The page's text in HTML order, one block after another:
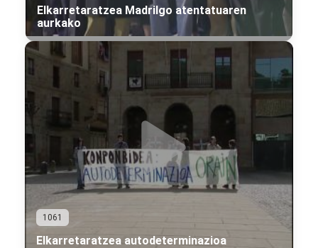
Elkarretaratzea Madrilgo atentatuaren
aurkako
1061
Elkarretaratzea autodeterminazioa